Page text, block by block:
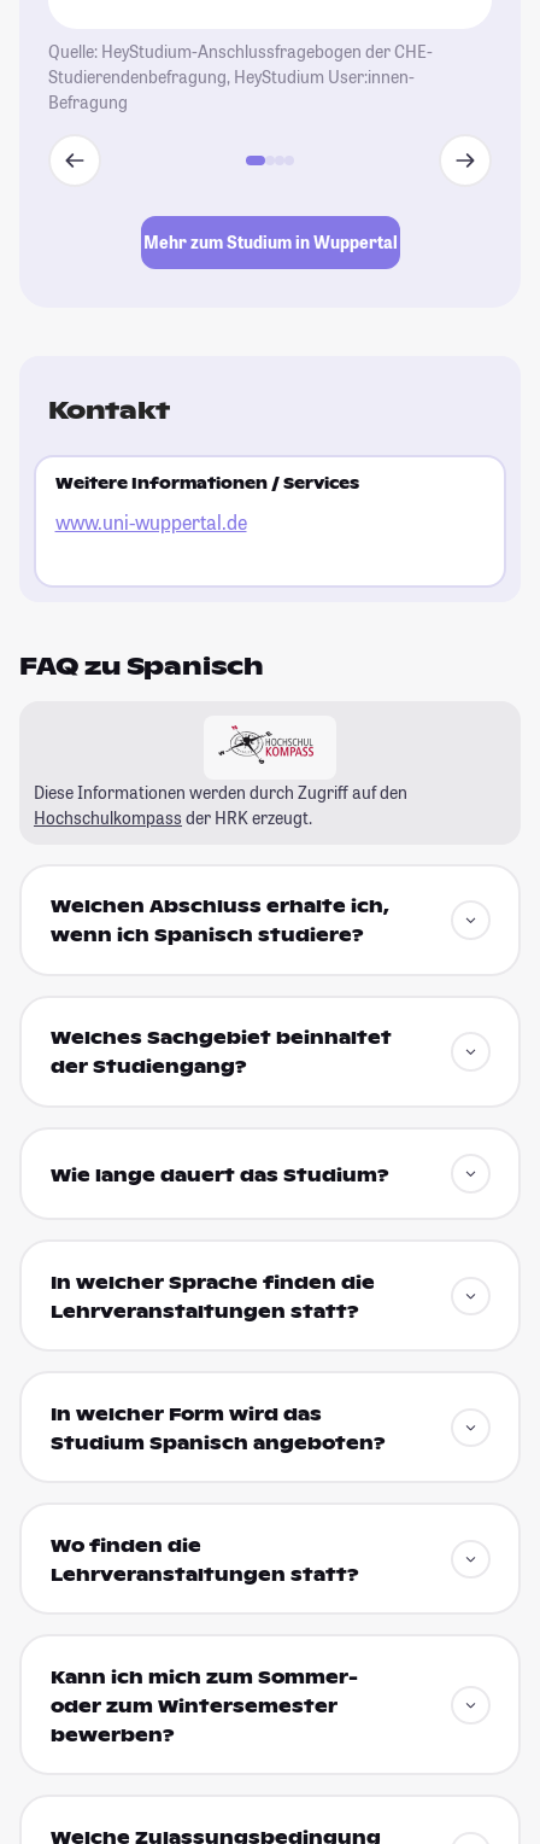
Quelle: HeyStudium-Anschlussfragebogen der CHE-
Studierendenbefragung, HeyStudium User:innen-
Befragung
Mehr zum Studium in Wuppertal
Kontakt
Weitere Informationen / Services
www.uni-wuppertal.de
FAQ zu Spanisch
Diese Informationen werden durch Zugriff auf den
Hochschulkompass der HRK erzeugt.
Welchen Abschluss erhalte ich,
wenn ich Spanisch studiere?
Welches Sachgebiet beinhaltet
der Studiengang?
Wie lange dauert das Studium?
In welcher Sprache finden die
Lehrveranstaltungen statt?
In welcher Form wird das
Studium Spanisch angeboten?
Wo finden die
Lehrveranstaltungen statt?
Kann ich mich zum Sommer-
oder zum Wintersemester
bewerben?
Welche Zulassungsbedingung